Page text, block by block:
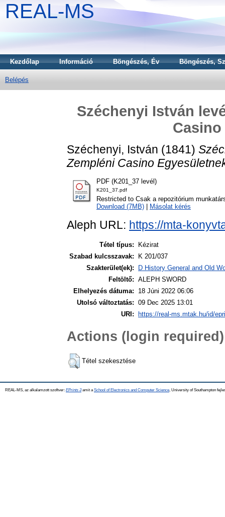
REAL-MS
Kezdőlap Információ Böngészés, Év Böngészés,
Belépés
Széchenyi István
Széchenyi, István (1841)
Zempléni Casino
PDF (K201_37 levél)
K201_37.pdf
Restricted to Csak a repozitórium
Download (7MB)
Másolat kérés
Aleph URL: https://mta-
Tétel típus:
Kézirat
Szabad kulcsszavak:
K 201/037
Szakterület(ek):
D History General and Old
Feltöltő: ALEPH SWORD
Elhelyezés dátuma:
18 Júni 2022 06:06
Utolsó változtatás: 09 Dec 2025 13:01
URI:
https://real-ms.mtak.hu/id/
Actions (login required)
Tétel szekesztése
REAL-MS, az alkalamzott szoftver: EPrints 3amit a School of Electronics and Computer Science , University of Southampton